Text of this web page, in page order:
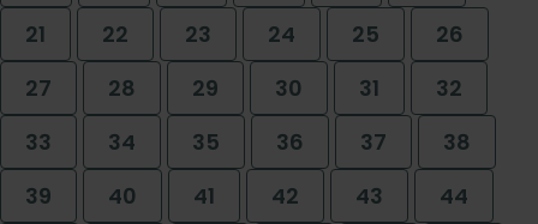
21
22 23 24 25
26
27
28 29 30 31
32
33
34 35 36 37
38
39
40 41 42 43
44